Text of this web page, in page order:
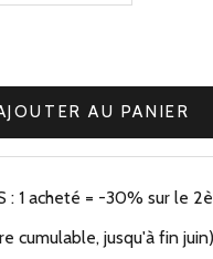
la quantité
AU PANIER
: 1 acheté = -30% sur le
cumulable, jusqu'à fin juin)